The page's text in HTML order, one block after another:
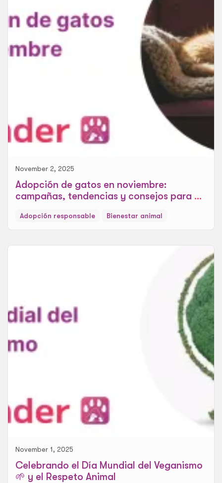
November 2, 2025
Adopción de gatos en noviembre:
campañas, tendencias y consejos para un
Adopción responsable Bienestar animal
November 1, 2025
Celebrando el Día Mundial del Veganismo
🌱 y el Respeto Animal